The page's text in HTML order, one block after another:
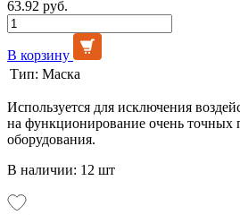
63.92 руб.
В корзину
Тип: Маска
Используется для исключения
на функционирование очень точных
оборудования.
В наличии: 12 шт